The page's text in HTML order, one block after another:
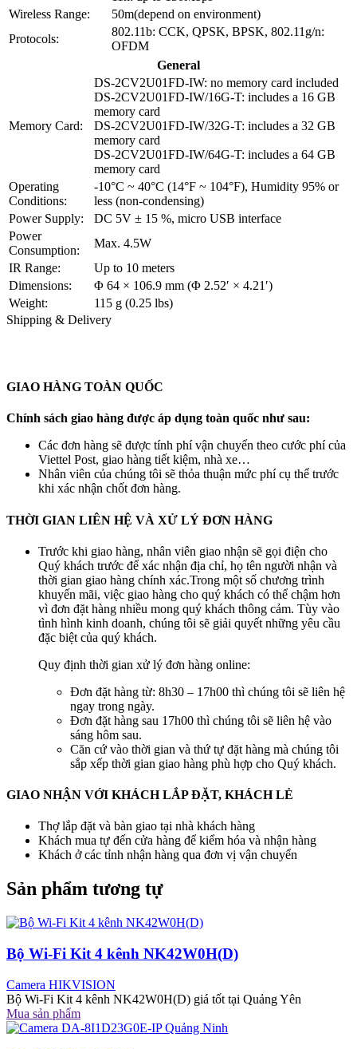
Wireless Range:
50m(depend on environment)
Protocols:
802.11b: CCK, QPSK, BPSK, 802.11g/n:
OFDM
General
Memory Card:
DS-2CV2U01FD-IW: no memory card included
DS-2CV2U01FD-IW/16G-T: includes a 16 GB
memory card
DS-2CV2U01FD-IW/32G-T: includes a 32 GB
memory card
DS-2CV2U01FD-IW/64G-T: includes a 64 GB
memory card
Operating
Conditions:
-10°C ~ 40°C (14°F ~ 104°F), Humidity 95% or
less (non-condensing)
Power Supply:
DC 5V ± 15 %, micro USB interface
Power
Consumption:
Max. 4.5W
IR Range:
Up to 10 meters
Dimensions:
Φ 64 × 106.9 mm (Φ 2.52′ × 4.21′)
Weight:
115 g (0.25 lbs)
Shipping & Delivery
GIAO HÀNG TOÀN QUỐC
Chính sách giao hàng được áp dụng toàn quốc như sau:
Các đơn hàng sẽ được tính phí vận chuyển theo cước phí của
Viettel Post, giao hàng tiết kiệm, nhà xe…
Nhân viên của chúng tôi sẽ thỏa thuận mức phí cụ thể trước
khi xác nhận chốt đơn hàng.
THỜI GIAN LIÊN HỆ VÀ XỬ LÝ ĐƠN HÀNG
Trước khi giao hàng, nhân viên giao nhận sẽ gọi điện cho
Quý khách trước để xác nhận địa chỉ, họ tên người nhận và
thời gian giao hàng chính xác.Trong một số chương trình
khuyến mãi, việc giao hàng cho quý khách có thể chậm hơn
vì đơn đặt hàng nhiều mong quý khách thông cảm. Tùy vào
tình hình kinh doanh, chúng tôi sẽ giải quyết những yêu cầu
đặc biệt của quý khách.
Quy định thời gian xử lý đơn hàng online:
Đơn đặt hàng từ: 8h30 – 17h00 thì chúng tôi sẽ liên hệ
ngay trong ngày.
Đơn đặt hàng sau 17h00 thì chúng tôi sẽ liên hệ vào
sáng hôm sau.
Căn cứ vào thời gian và thứ tự đặt hàng mà chúng tôi
sắp xếp thời gian giao hàng phù hợp cho Quý khách.
GIAO NHẬN VỚI KHÁCH LẮP ĐẶT, KHÁCH LẺ
Thợ lắp đặt và bàn giao tại nhà khách hàng
Khách mua tự đến cửa hàng để kiểm hóa và nhận hàng
Khách ở các tỉnh nhận hàng qua đơn vị vận chuyển
Sản phẩm tương tự
Bộ Wi-Fi Kit 4 kênh NK42W0H(D)
Camera HIKVISION
Bộ Wi-Fi Kit 4 kênh NK42W0H(D) giá tốt tại Quảng Yên
Mua sản phẩm